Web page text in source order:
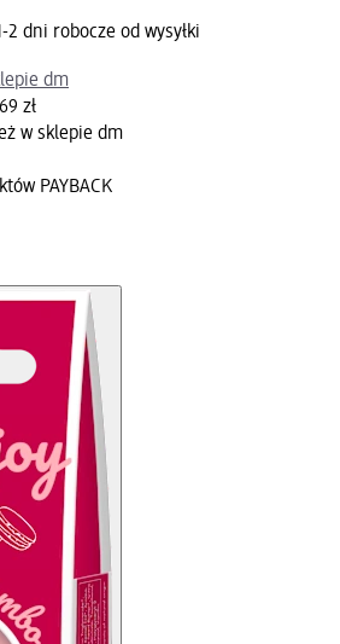
2 dni robocze od wysyłki
dm
zł
w sklepie dm
PAYBACK